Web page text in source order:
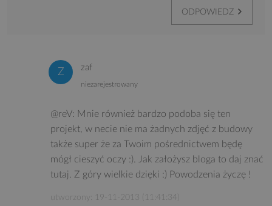
ODPOWIEDZ
zaf
niezarejestrowany
@reV: Mnie również bardzo podoba się ten
projekt, w necie nie ma żadnych zdjęć z budowy
także super że za Twoim pośrednictwem będę
mógł cieszyć oczy :). Jak założysz bloga to daj znać
tutaj. Z góry wielkie dzięki :) Powodzenia życzę !
utworzony: 19-11-2013 (11:41:34)